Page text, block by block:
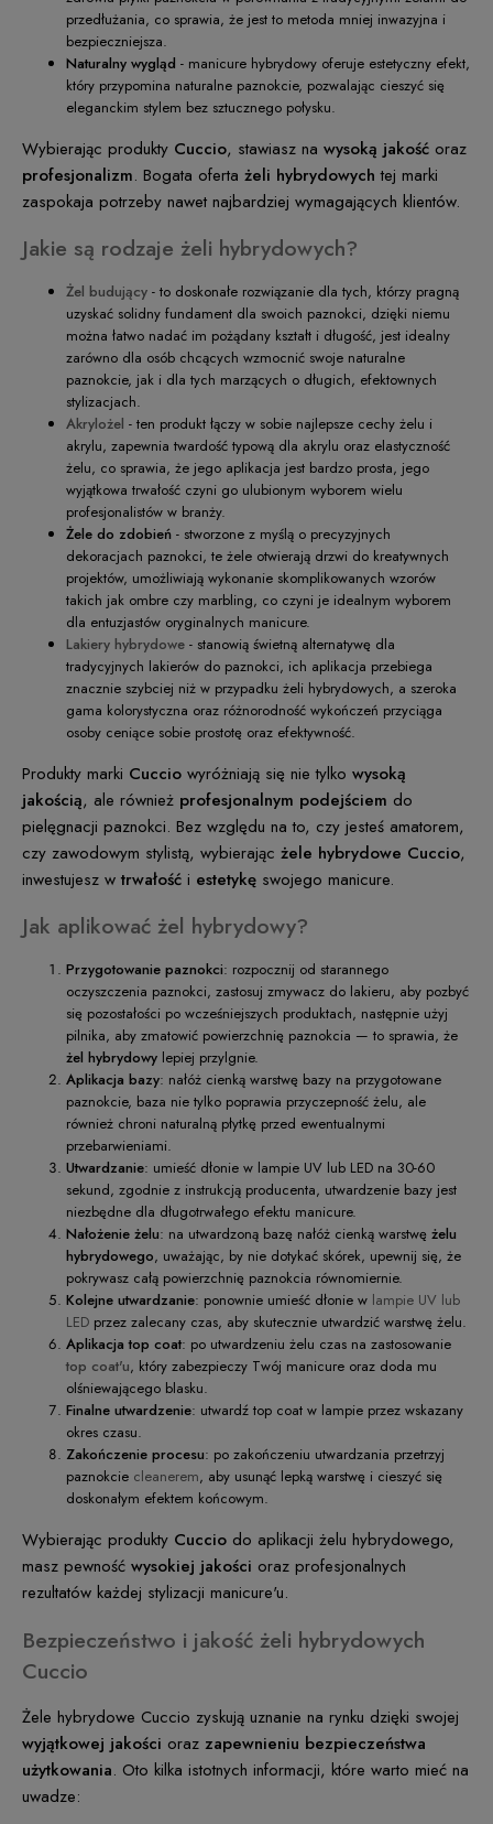
przedłużania, co sprawia, że jest to metoda mniej inwazyjna i
bezpieczniejsza.
Naturalny wygląd - manicure hybrydowy oferuje estetyczny efekt,
który przypomina naturalne paznokcie, pozwalając cieszyć się
eleganckim stylem bez sztucznego połysku.
Wybierając produkty Cuccio, stawiasz na wysoką jakość oraz
profesjonalizm. Bogata oferta żeli hybrydowych tej marki
zaspokaja potrzeby nawet najbardziej wymagających klientów.
Jakie są rodzaje żeli hybrydowych?
Żel budujący - to doskonałe rozwiązanie dla tych, którzy pragną
uzyskać solidny fundament dla swoich paznokci, dzięki niemu
można łatwo nadać im pożądany kształt i długość, jest idealny
zarówno dla osób chcących wzmocnić swoje naturalne
paznokcie, jak i dla tych marzących o długich, efektownych
stylizacjach.
Akrylożel - ten produkt łączy w sobie najlepsze cechy żelu i
akrylu, zapewnia twardość typową dla akrylu oraz elastyczność
żelu, co sprawia, że jego aplikacja jest bardzo prosta, jego
wyjątkowa trwałość czyni go ulubionym wyborem wielu
profesjonalistów w branży.
Żele do zdobień - stworzone z myślą o precyzyjnych
dekoracjach paznokci, te żele otwierają drzwi do kreatywnych
projektów, umożliwiają wykonanie skomplikowanych wzorów
takich jak ombre czy marbling, co czyni je idealnym wyborem
dla entuzjastów oryginalnych manicure.
Lakiery hybrydowe - stanowią świetną alternatywę dla
tradycyjnych lakierów do paznokci, ich aplikacja przebiega
znacznie szybciej niż w przypadku żeli hybrydowych, a szeroka
gama kolorystyczna oraz różnorodność wykończeń przyciąga
osoby ceniące sobie prostotę oraz efektywność.
Produkty marki Cuccio wyróżniają się nie tylko wysoką
jakością, ale również profesjonalnym podejściem do
pielęgnacji paznokci. Bez względu na to, czy jesteś amatorem,
czy zawodowym stylistą, wybierając żele hybrydowe Cuccio,
inwestujesz w trwałość i estetykę swojego manicure.
Jak aplikować żel hybrydowy?
Przygotowanie paznokci: rozpocznij od starannego
oczyszczenia paznokci, zastosuj zmywacz do lakieru, aby pozbyć
się pozostałości po wcześniejszych produktach, następnie użyj
pilnika, aby zmatowić powierzchnię paznokcia — to sprawia, że
żel hybrydowy lepiej przylgnie.
Aplikacja bazy: nałóż cienką warstwę bazy na przygotowane
paznokcie, baza nie tylko poprawia przyczepność żelu, ale
również chroni naturalną płytkę przed ewentualnymi
przebarwieniami.
Utwardzanie: umieść dłonie w lampie UV lub LED na 30-60
sekund, zgodnie z instrukcją producenta, utwardzenie bazy jest
niezbędne dla długotrwałego efektu manicure.
Nałożenie żelu: na utwardzoną bazę nałóż cienką warstwę żelu
hybrydowego, uważając, by nie dotykać skórek, upewnij się, że
pokrywasz całą powierzchnię paznokcia równomiernie.
Kolejne utwardzanie: ponownie umieść dłonie w lampie UV lub
LED przez zalecany czas, aby skutecznie utwardzić warstwę żelu.
Aplikacja top coat: po utwardzeniu żelu czas na zastosowanie
top coat'u, który zabezpieczy Twój manicure oraz doda mu
olśniewającego blasku.
Finalne utwardzenie: utwardź top coat w lampie przez wskazany
okres czasu.
Zakończenie procesu: po zakończeniu utwardzania przetrzyj
paznokcie cleanerem, aby usunąć lepką warstwę i cieszyć się
doskonałym efektem końcowym.
Wybierając produkty Cuccio do aplikacji żelu hybrydowego,
masz pewność wysokiej jakości oraz profesjonalnych
rezultatów każdej stylizacji manicure'u.
Bezpieczeństwo i jakość żeli hybrydowych
Cuccio
Żele hybrydowe Cuccio zyskują uznanie na rynku dzięki swojej
wyjątkowej jakości oraz zapewnieniu bezpieczeństwa
użytkowania. Oto kilka istotnych informacji, które warto mieć na
uwadze: